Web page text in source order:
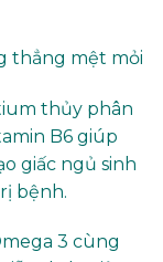
thẳng mệt mỏi
thủy phân
B6 giúp
giấc ngủ sinh
bệnh.
3 cùng